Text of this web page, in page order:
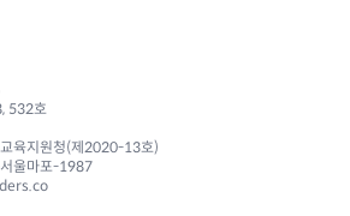
532호
육지원청(제2020-13호)
울마포-1987